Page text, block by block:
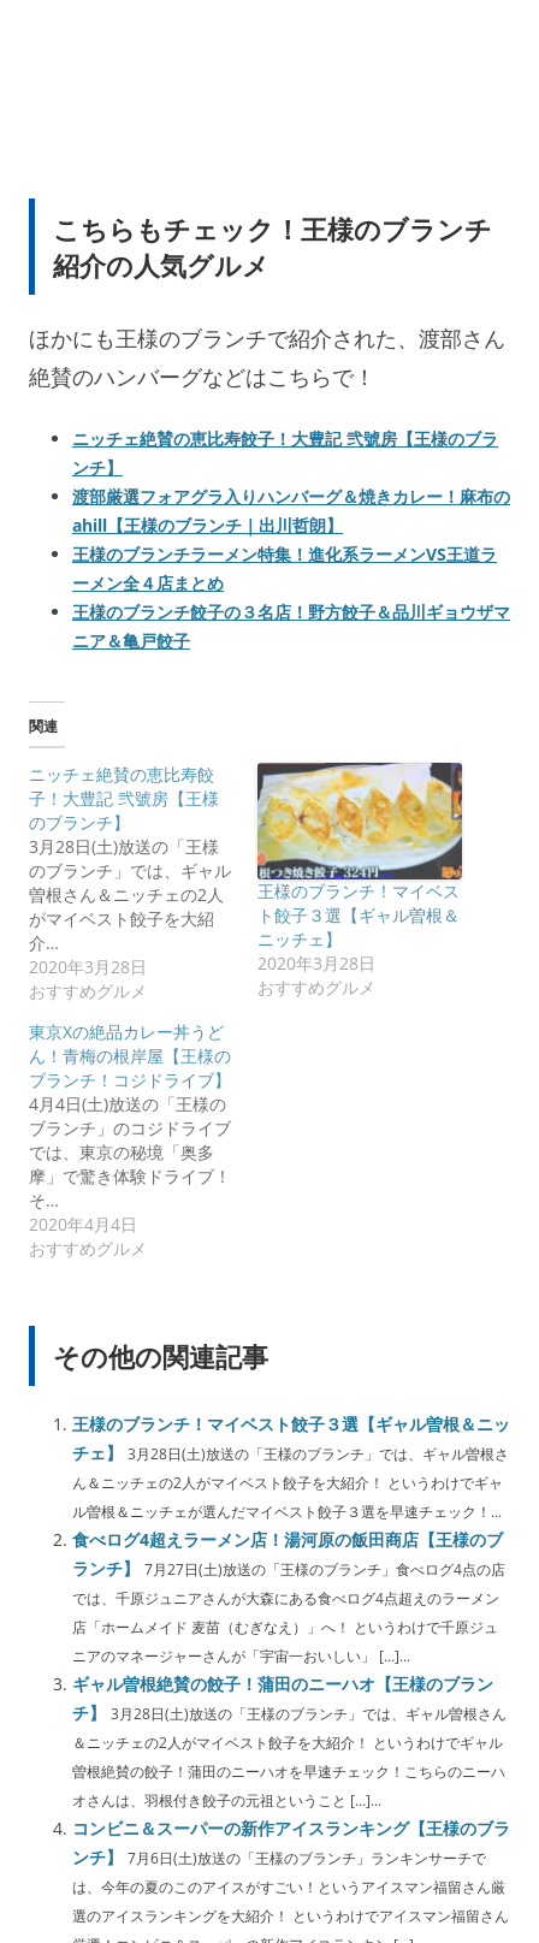
こちらもチェック！王様のブランチ
紹介の人気グルメ
ほかにも王様のブランチで紹介された、渡部さん
絶賛のハンバーグなどはこちらで！
ニッチェ絶賛の恵比寿餃子！大豊記 弐號房【王様のブラ
ンチ】
渡部厳選フォアグラ入りハンバーグ＆焼きカレー！麻布の
ahill【王様のブランチ｜出川哲朗】
王様のブランチラーメン特集！進化系ラーメンVS王道ラ
ーメン全４店まとめ
王様のブランチ餃子の３名店！野方餃子＆品川ギョウザマ
ニア＆亀戸餃子
関連
ニッチェ絶賛の恵比寿餃
子！大豊記 弐號房【王様
のブランチ】
3月28日(土)放送の「王様
のブランチ」では、ギャル
曽根さん＆ニッチェの2人
がマイベスト餃子を大紹
介…
2020年3月28日
おすすめグルメ
王様のブランチ！マイベス
ト餃子３選【ギャル曽根＆
ニッチェ】
2020年3月28日
おすすめグルメ
東京Xの絶品カレー丼うど
ん！青梅の根岸屋【王様の
ブランチ！コジドライブ】
4月4日(土)放送の「王様の
ブランチ」のコジドライブ
では、東京の秘境「奥多
摩」で驚き体験ドライブ！
そ…
2020年4月4日
おすすめグルメ
その他の関連記事
王様のブランチ！マイベスト餃子３選【ギャル曽根＆ニッ
チェ】
3月28日(土)放送の「王様のブランチ」では、ギャル曽根さ
ん＆ニッチェの2人がマイベスト餃子を大紹介！ というわけでギャ
ル曽根＆ニッチェが選んだマイベスト餃子３選を早速チェック！...
食べログ4超えラーメン店！湯河原の飯田商店【王様のブ
ランチ】
7月27日(土)放送の「王様のブランチ」食べログ4点の店
では、千原ジュニアさんが大森にある食べログ4点超えのラーメン
店「ホームメイド 麦苗（むぎなえ）」へ！ というわけで千原ジュ
ニアのマネージャーさんが「宇宙一おいしい」 […]...
ギャル曽根絶賛の餃子！蒲田のニーハオ【王様のブラン
チ】
3月28日(土)放送の「王様のブランチ」では、ギャル曽根さん
＆ニッチェの2人がマイベスト餃子を大紹介！ というわけでギャル
曽根絶賛の餃子！蒲田のニーハオを早速チェック！こちらのニーハ
オさんは、羽根付き餃子の元祖ということ […]...
コンビニ＆スーパーの新作アイスランキング【王様のブラ
ンチ】
7月6日(土)放送の「王様のブランチ」ランキンサーチで
は、今年の夏のこのアイスがすごい！というアイスマン福留さん厳
選のアイスランキングを大紹介！ というわけでアイスマン福留さん